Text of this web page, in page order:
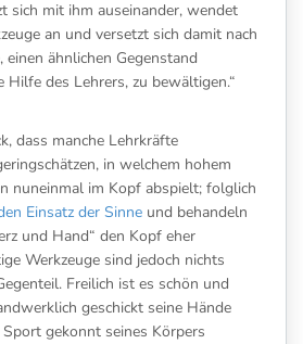
sich mit ihm auseinander, wendet
an und versetzt sich damit nach
einen ähnlichen Gegenstand
Hilfe des Lehrers, zu bewältigen.“
dass manche Lehrkräfte
in welchem hohem
nuneinmal im Kopf abspielt; folglich
Einsatz der Sinne und behandeln
und Hand“ den Kopf eher
Werkzeuge sind jedoch nichts
Freilich ist es schön und
geschickt seine Hände
gekonnt seines Körpers